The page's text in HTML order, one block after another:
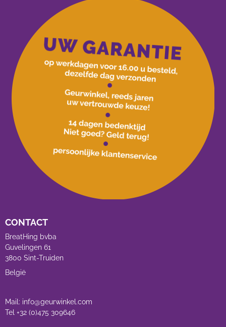
CONTACT
BreatHing bvba
Guvelingen 61
3800 Sint-Truiden
België
Mail: info@geurwinkel.com
Tel +32 (0)475 309646